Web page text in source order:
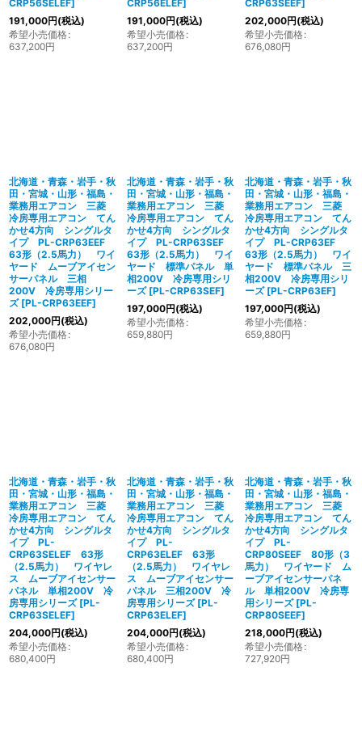
CRP56SELEF]
191,000円(税込)
希望小売価格:
637,200円
CRP56ELEF]
191,000円(税込)
希望小売価格:
637,200円
CRP63SEEF]
202,000円(税込)
希望小売価格:
676,080円
北海道・青森・岩手・秋
田・宮城・山形・福島・
業務用エアコン 三菱
冷房専用エアコン てん
かせ4方向 シングルタ
イプ PL-CRP63EEF
63形（2.5馬力） ワイ
ヤード ムーブアイセン
サーパネル 三相
200V 冷房専用シリー
ズ [PL-CRP63EEF]
202,000円(税込)
希望小売価格:
676,080円
北海道・青森・岩手・秋
田・宮城・山形・福島・
業務用エアコン 三菱
冷房専用エアコン てん
かせ4方向 シングルタ
イプ PL-CRP63SEF
63形（2.5馬力） ワイ
ヤード 標準パネル 単
相200V 冷房専用シリ
ーズ [PL-CRP63SEF]
197,000円(税込)
希望小売価格:
659,880円
北海道・青森・岩手・秋
田・宮城・山形・福島・
業務用エアコン 三菱
冷房専用エアコン てん
かせ4方向 シングルタ
イプ PL-CRP63EF
63形（2.5馬力） ワイ
ヤード 標準パネル 三
相200V 冷房専用シリ
ーズ [PL-CRP63EF]
197,000円(税込)
希望小売価格:
659,880円
北海道・青森・岩手・秋
田・宮城・山形・福島・
業務用エアコン 三菱
冷房専用エアコン てん
かせ4方向 シングルタ
イプ PL-
CRP63SELEF 63形
（2.5馬力） ワイヤレ
ス ムーブアイセンサー
パネル 単相200V 冷
房専用シリーズ [PL-
CRP63SELEF]
204,000円(税込)
希望小売価格:
680,400円
北海道・青森・岩手・秋
田・宮城・山形・福島・
業務用エアコン 三菱
冷房専用エアコン てん
かせ4方向 シングルタ
イプ PL-
CRP63ELEF 63形
（2.5馬力） ワイヤレ
ス ムーブアイセンサー
パネル 三相200V 冷
房専用シリーズ [PL-
CRP63ELEF]
204,000円(税込)
希望小売価格:
680,400円
北海道・青森・岩手・秋
田・宮城・山形・福島・
業務用エアコン 三菱
冷房専用エアコン てん
かせ4方向 シングルタ
イプ PL-
CRP80SEEF 80形（3
馬力） ワイヤード ム
ーブアイセンサーパネ
ル 単相200V 冷房専
用シリーズ [PL-
CRP80SEEF]
218,000円(税込)
希望小売価格:
727,920円